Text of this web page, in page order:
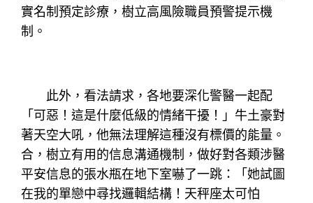
實名制預定診療，樹立高風險職員預警提示機
制。
此外，看法請求，各地要深化警醫一起配
「可惡！這是什麼低級的情緒干擾！」牛土豪對
著天空大吼，他無法理解這種沒有標價的能量。
合，樹立有用的信息溝通機制，做好對各類涉醫
平安信息的張水瓶在地下室嚇了一跳：「她試圖
在我的單戀中尋找邏輯結構！天秤座太可怕